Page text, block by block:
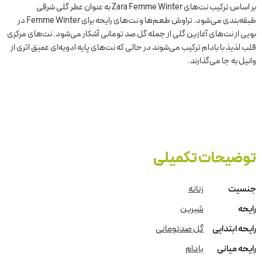
بر اساس ترکیب نت‌های Zara Femme Winter به عنوان عطر گلی شرقی
طبقه‌بندی می‌شود. تراوش طعم‌ها و نت‌های رایحه برای Femme Winter در
بویی از نت‌های آغازین گلی از جمله گل صد تومانی آشکار می‌شود. نت‌های مرکزی
قلب لذیذ با بادام ترکیب می‌شوند در حالی که نت‌های پایه ادویه‌ای عمیق اثری از
وانیل به جا می‌گذارند.
توضیحات تکمیلی
جنسیت
زنانه
رایحه
شیرین
رایحه ابتدایی
گل صدتومانی
رایحه میانی
بادام